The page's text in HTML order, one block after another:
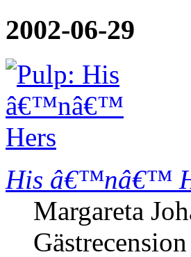
2002-06-29
His â€™nâ€™
Margareta
Gästrecension